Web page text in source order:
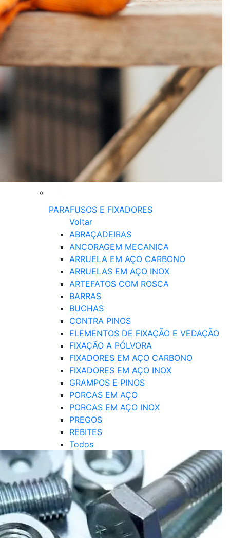
PARAFUSOS E FIXADORES
Voltar
ABRAÇADEIRAS
ANCORAGEM MECANICA
ARRUELA EM AÇO CARBONO
ARRUELAS EM AÇO INOX
ARTEFATOS COM ROSCA
BARRAS
BUCHAS
CONTRA PINOS
ELEMENTOS DE FIXAÇÃO E VEDAÇÃO
FIXAÇÃO A PÓLVORA
FIXADORES EM AÇO CARBONO
FIXADORES EM AÇO INOX
GRAMPOS E PINOS
PORCAS EM AÇO
PORCAS EM AÇO INOX
PREGOS
REBITES
Todos